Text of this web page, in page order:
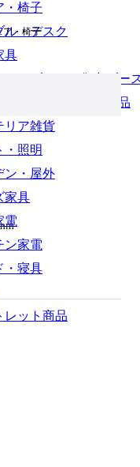
・椅子
ル・デスク
具
ナルブース・集中ブー
スアクセサリー・備品
リア雑貨
・照明
ン・屋外
家具
電
ン家電
・寝具
レット商品
追加できます
ア・椅子